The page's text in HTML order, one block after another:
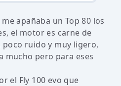
apañaba un Top 80 los
el motor es carne de
poco ruido y muy ligero,
mucho pero para eses
el Fly 100 evo que